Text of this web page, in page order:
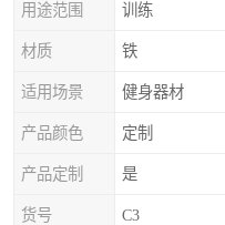
用途范围 训练
材质 铁
适用场景 健身器材
产品颜色 定制
产品定制 是
货号 C3